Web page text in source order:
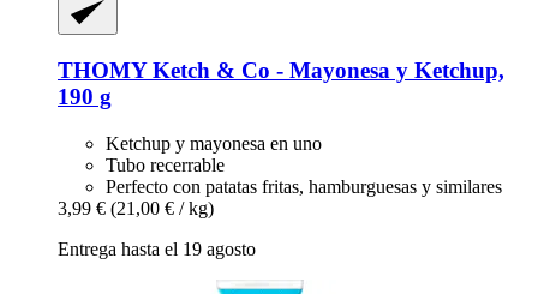
THOMYKetch & Co -​ Mayonesa y Ketchup,
190 g
Ketchup y mayonesa en uno
Tubo recerrable
Perfecto con patatas fritas, hamburguesas y similares
3,99 € (21,00 € / kg)
Entrega hasta el 19 agosto